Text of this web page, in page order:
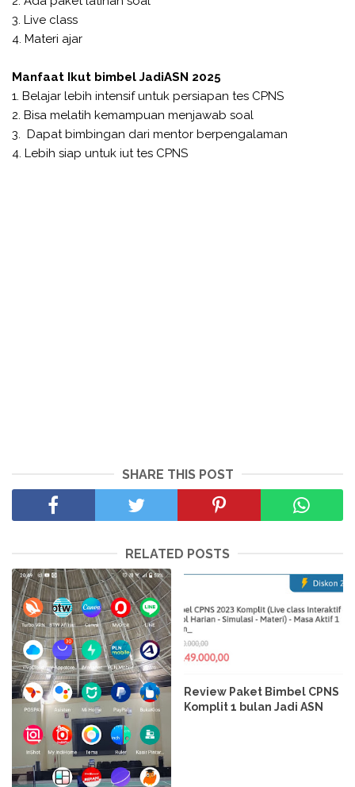
3. Live class
4. Materi ajar
Manfaat Ikut bimbel JadiASN 2025
1. Belajar lebih intensif untuk persiapan tes CPNS
2. Bisa melatih kemampuan menjawab soal
3. Dapat bimbingan dari mentor berpengalaman
4. Lebih siap untuk iut tes CPNS
SHARE THIS POST
RELATED POSTS
Review Paket Bimbel CPNS
Komplit 1 bulan Jadi ASN